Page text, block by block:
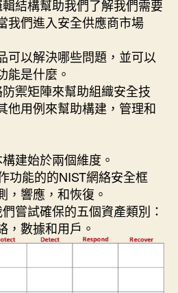
結構幫助我們了解我們需要
我們進入安全供應商市場
可以解決哪些問題，並可以
能是什麼。
禦矩陣來幫助組織安全技
他用例來幫助構建，管理和
建始於兩個維度。
功能的的NIST網絡安全框
，響應，和恢復。
嘗試確保的五個資產類別：
，數據和用戶。